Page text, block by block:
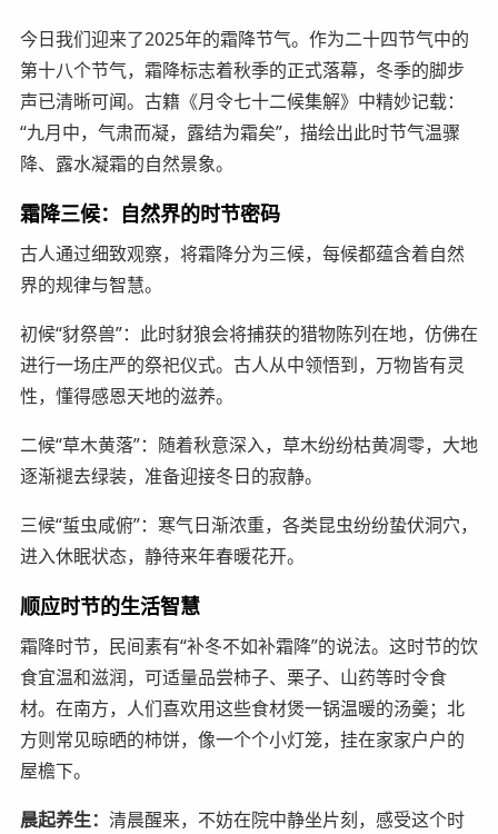
今日我们迎来了2025年的霜降节气。作为二十四节气中的
第十八个节气，霜降标志着秋季的正式落幕，冬季的脚步
声已清晰可闻。古籍《月令七十二候集解》中精妙记载：
“九月中，气肃而凝，露结为霜矣”，描绘出此时节气温骤
降、露水凝霜的自然景象。
霜降三候：自然界的时节密码
古人通过细致观察，将霜降分为三候，每候都蕴含着自然
界的规律与智慧。
初候“豺祭兽”：此时豺狼会将捕获的猎物陈列在地，仿佛在
进行一场庄严的祭祀仪式。古人从中领悟到，万物皆有灵
性，懂得感恩天地的滋养。
二候“草木黄落”：随着秋意深入，草木纷纷枯黄凋零，大地
逐渐褪去绿装，准备迎接冬日的寂静。
三候“蜇虫咸俯”：寒气日渐浓重，各类昆虫纷纷蛰伏洞穴，
进入休眠状态，静待来年春暖花开。
顺应时节的生活智慧
霜降时节，民间素有“补冬不如补霜降”的说法。这时节的饮
食宜温和滋润，可适量品尝柿子、栗子、山药等时令食
材。在南方，人们喜欢用这些食材煲一锅温暖的汤羹；北
方则常见晾晒的柿饼，像一个个小灯笼，挂在家家户户的
屋檐下。
晨起养生： 清晨醒来，不妨在院中静坐片刻，感受这个时